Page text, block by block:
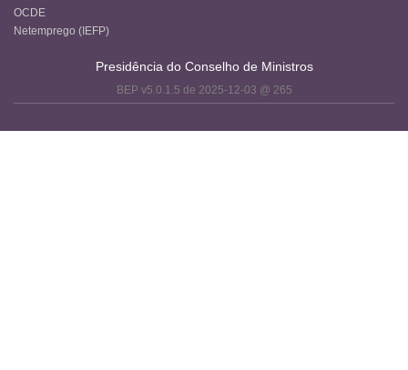
OCDE
Netemprego (IEFP)
Presidência do Conselho de Ministros
BEP v5.0.1.5 de 2025-12-03 @ 265